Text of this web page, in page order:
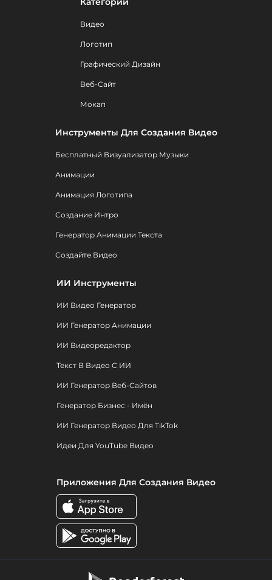
Видео
Логотип
Графический Дизайн
Веб-Сайт
Мокап
Инструменты Для Создания Видео
Бесплатный Визуализатор Музыки
Анимации
Анимация Логотипа
Создание Интро
Генератор Анимации Текста
Создайте Видео
ИИ Инструменты
ИИ Видео Генератор
ИИ Генератор Анимации
ИИ Видеоредактор
Текст В Видео С ИИ
ИИ Генератор Веб-Сайтов
Генератор Бизнес - Имён
ИИ Генератор Видео Для TikTok
Идеи Для YouTube Видео
Приложения Для Создания Видео